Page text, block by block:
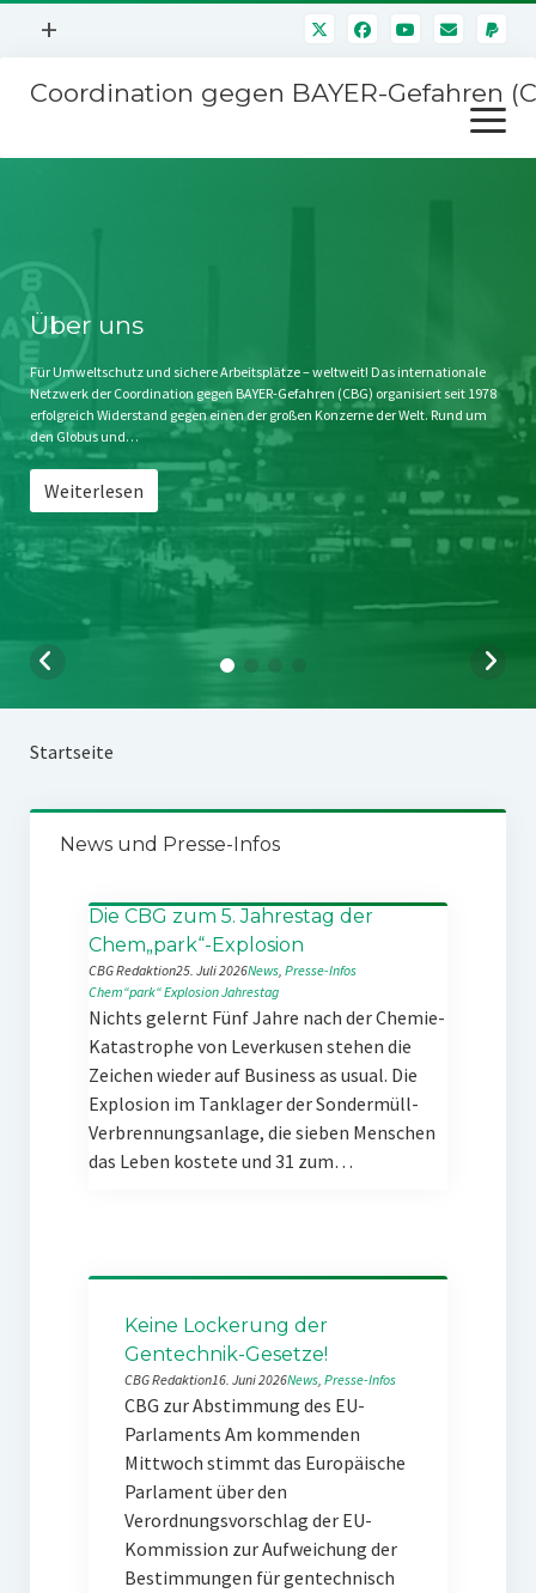
Menü
+
Mitmachen
Kontakt
Impressum
Störfälle
Coordination gegen BAYER-Gefahren
Menü
öffnen
Stichwort BAYER
Jahrestagung
SPENDEN
Über uns
Für Umweltschutz und sichere Arbeitsplätze – weltweit! Das internationale
Netzwerk der Coordination gegen BAYER-Gefahren (CBG) organisiert seit 1978
erfolgreich Widerstand gegen einen der großen Konzerne der Welt. Rund um
den Globus und…
Weiterlesen
Startseite
News und Presse-Infos
Die CBG zum 5. Jahrestag der
Chem„park“-Explosion
CBG Redaktion25. Juli 2026News, Presse-Infos
Chem“park“ExplosionJahrestag
Nichts gelernt Fünf Jahre nach der Chemie-
Katastrophe von Leverkusen stehen die
Zeichen wieder auf Business as usual. Die
Explosion im Tanklager der Sondermüll-
Verbrennungsanlage, die sieben Menschen
das Leben kostete und 31 zum…
Keine Lockerung der
Gentechnik-Gesetze!
CBG Redaktion16. Juni 2026News, Presse-Infos
CBG zur Abstimmung des EU-
Parlaments Am kommenden
Mittwoch stimmt das Europäische
Parlament über den
Verordnungsvorschlag der EU-
Kommission zur Aufweichung der
Bestimmungen für gentechnisch